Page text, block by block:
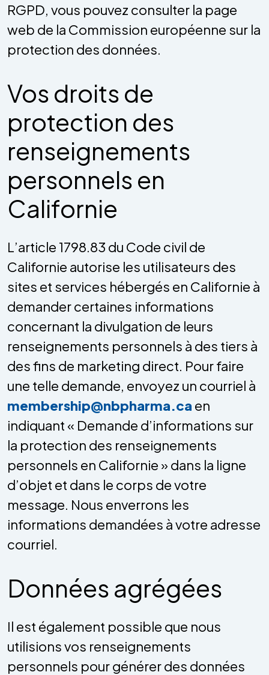
RGPD, vous pouvez consulter la page
web de la Commission européenne sur la
protection des données.
Vos droits de
protection des
renseignements
personnels en
Californie
L’article 1798.83 du Code civil de
Californie autorise les utilisateurs des
sites et services hébergés en Californie à
demander certaines informations
concernant la divulgation de leurs
renseignements personnels à des tiers à
des fins de marketing direct. Pour faire
une telle demande, envoyez un courriel à
membership@nbpharma.ca en
indiquant « Demande d’informations sur
la protection des renseignements
personnels en Californie » dans la ligne
d’objet et dans le corps de votre
message. Nous enverrons les
informations demandées à votre adresse
courriel.
Données agrégées
Il est également possible que nous
utilisions vos renseignements
personnels pour générer des données